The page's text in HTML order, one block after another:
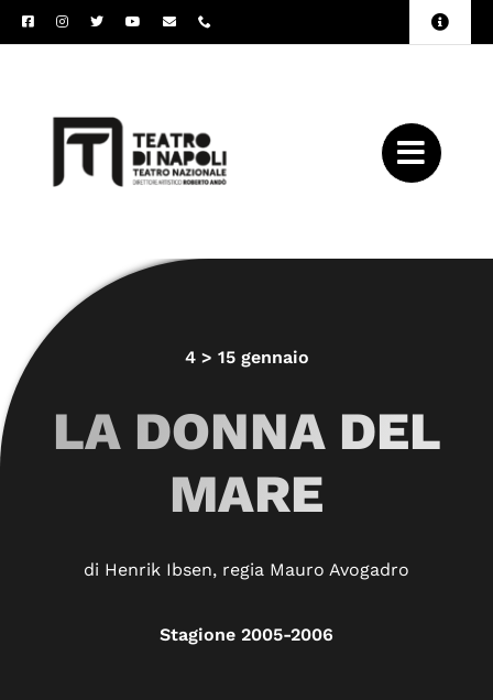
Salta
al
Toggle
4 > 15 gennaio
LA DONNA DEL
MARE
di Henrik Ibsen, regia Mauro Avogadro
Stagione 2005-2006